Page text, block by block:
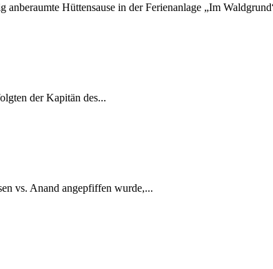
Hüttensause in der Ferienanlage „Im
der Kapitän des...
vs. Anand angepfiffen wurde,...